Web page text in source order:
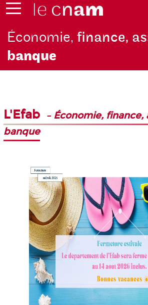
Économie,finance,
banque
L'Efab – Économie, finance,
banque